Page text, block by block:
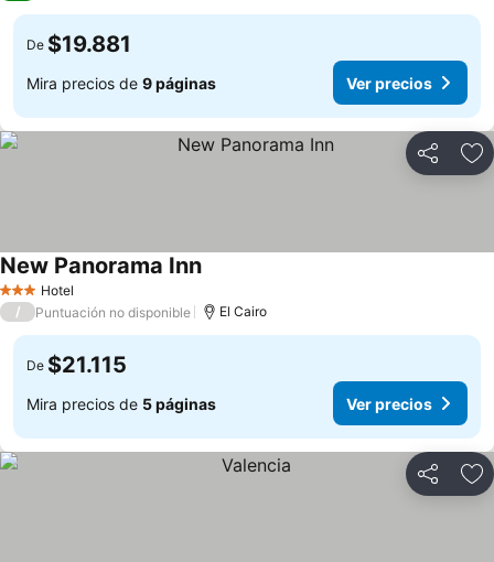
De $19.881
Mira precios de 9 páginas Ver precios
Compartir
3 Estrellas
Hotel
New Panorama Inn
/ Puntuación no disponible El Cairo
De $21.115
Mira precios de 5 páginas Ver precios
Compartir